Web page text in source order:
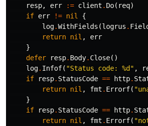
resp, err := client . Do( req)
if err != nil
{
log.WithFields (logrus .
return nil ,
err
}
defer
resp. Body. Close()
log. Infof( "Status code: %d" ,
if
resp. StatusCode == http.
return nil , fmt . Errorf(
}
if
resp. StatusCode == http.
return nil , fmt . Errorf(